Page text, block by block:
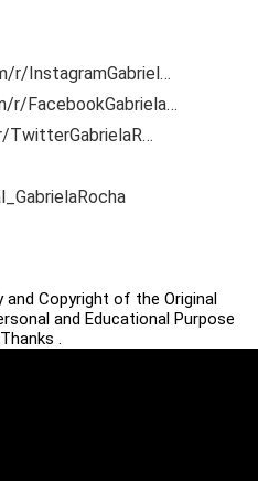
r/InstagramGabriel…
r/FacebookGabriela…
Copyright of the Original
and Educational Purpose
.